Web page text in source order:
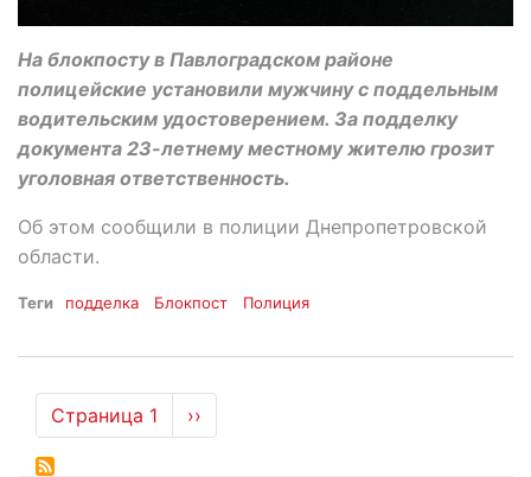
На блокпосту в Павлоградском районе
полицейские установили мужчину с поддельным
водительским удостоверением. За подделку
документа 23-летнему местному жителю грозит
уголовная ответственность.
Об этом сообщили в полиции Днепропетровской
области.
Теги подделка Блокпост Полиция
Нумерация
страниц
Страница 1
Следующая
страница
››